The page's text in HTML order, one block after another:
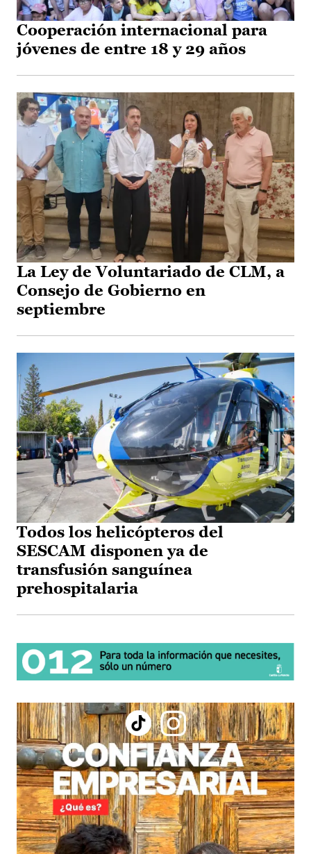
Cooperación internacional para
jóvenes de entre 18 y 29 años
La Ley de Voluntariado de CLM, a
Consejo de Gobierno en
septiembre
Todos los helicópteros del
SESCAM disponen ya de
transfusión sanguínea
prehospitalaria